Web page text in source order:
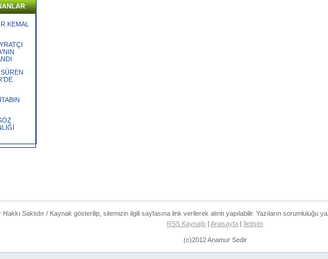
KEMAL
Saklıdır / Kaynak gösterilip, sitemizin ilgili sayfasına link verilerek alıntı yapılabilir. Yazıların sorumluluğu
RSS Kaynağı | Anasayfa | İletişim
(c)2012 Anamur Sedir